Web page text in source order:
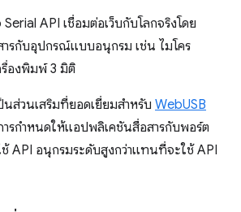
API เชื่อมต่อเว็บกับโลกจริงโดย
ารกับอุปกรณ์แบบอนุกรม เช่น ไมโคร
รื่องพิมพ์ 3 มิติ
ส่วนเสริมที่ยอดเยี่ยมสำหรับ WebUSB
รกำหนดให้แอปพลิเคชันสื่อสารกับพอร์ต
API อนุกรมระดับสูงกว่าแทนที่จะใช้ API